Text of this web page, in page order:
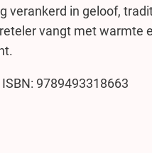
verankerd in geloof,
vangt met warmte
9789493318663